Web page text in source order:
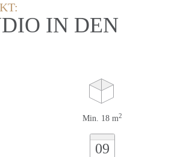
IN DEN
Min. 18 m2
09